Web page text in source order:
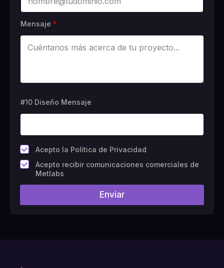
Mensaje *
#10 Diseño Mensaje
*
Acepto la Política de Privacidad
C
a
p
#
Acepto recibir comunicaciones comerciales de
Metlabs
Enviar